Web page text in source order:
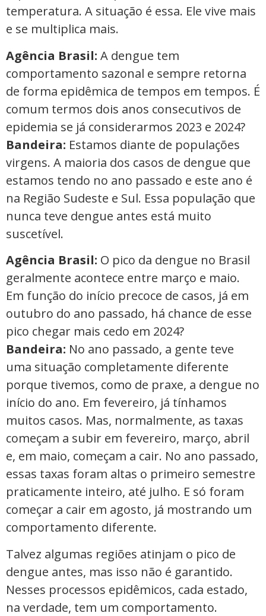
temperatura. A situação é essa. Ele vive mais
e se multiplica mais.
Agência Brasil: A dengue tem
comportamento sazonal e sempre retorna
de forma epidêmica de tempos em tempos. É
comum termos dois anos consecutivos de
epidemia se já considerarmos 2023 e 2024?
Bandeira: Estamos diante de populações
virgens. A maioria dos casos de dengue que
estamos tendo no ano passado e este ano é
na Região Sudeste e Sul. Essa população que
nunca teve dengue antes está muito
suscetível.
Agência Brasil: O pico da dengue no Brasil
geralmente acontece entre março e maio.
Em função do início precoce de casos, já em
outubro do ano passado, há chance de esse
pico chegar mais cedo em 2024?
Bandeira: No ano passado, a gente teve
uma situação completamente diferente
porque tivemos, como de praxe, a dengue no
início do ano. Em fevereiro, já tínhamos
muitos casos. Mas, normalmente, as taxas
começam a subir em fevereiro, março, abril
e, em maio, começam a cair. No ano passado,
essas taxas foram altas o primeiro semestre
praticamente inteiro, até julho. E só foram
começar a cair em agosto, já mostrando um
comportamento diferente.
Talvez algumas regiões atinjam o pico de
dengue antes, mas isso não é garantido.
Nesses processos epidêmicos, cada estado,
na verdade, tem um comportamento.